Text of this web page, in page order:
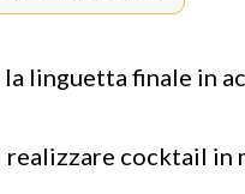
la linguetta finale in
cocktail in